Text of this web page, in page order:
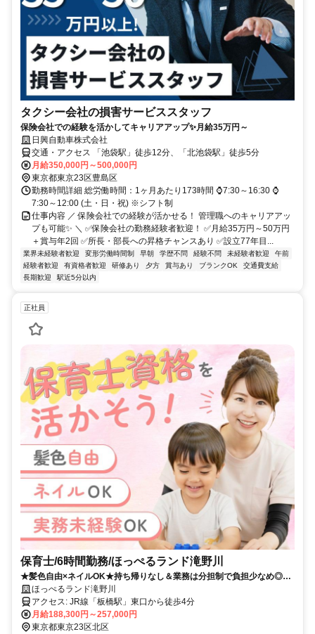
タクシー会社の損害サービススタッフ
保険会社での経験を活かしてキャリアアップ✨月給35万円～
日興自動車株式会社
交通・アクセス 「池袋駅」徒歩12分、「北池袋駅」徒歩5分
月給350,000円～500,000円
東京都東京23区豊島区
勤務時間詳細 総労働時間：1ヶ月あたり173時間 ⌚7:30～16:30 ⌚
7:30～12:00 (土・日・祝) ※シフト制
仕事内容 ／ 保険会社での経験が活かせる！ 管理職へのキャリアアッ
プも可能✨ ＼ ✅保険会社の勤務経験者歓迎！ ✅月給35万円～50万円
＋賞与年2回 ✅所長・部長への昇格チャンスあり ✅設立77年目...
業界未経験者歓迎 変形労働時間制 早朝 学歴不問 経験不問 未経験者歓迎
午前
経験者歓迎
有資格者歓迎 研修あり 夕方 賞与あり ブランクOK
交通費支給
長期歓迎
駅近5分以内
正社員
保育士/6時間勤務/ほっぺるランド滝野川
★髪色自由×ネイルOK★持ち帰りなし＆業務は分担制で負担少なめ◎年
間休日117日でプライベート充実！
ほっぺるランド滝野川
アクセス: JR線「板橋駅」東口から徒歩4分
月給188,300円～257,000円
東京都東京23区北区